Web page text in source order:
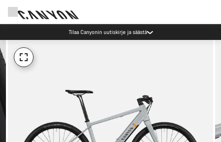
Tilaa Canyonin uutiskirje ja säästä